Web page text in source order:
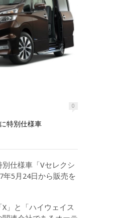
0
特別仕様車
仕様車「Vセレクシ
年5月24日から販売を
」と「ハイウェイス